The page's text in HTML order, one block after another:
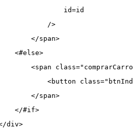
id=id
/>
</span>
<#else>
<span
<button
</span>
</#if>
div>